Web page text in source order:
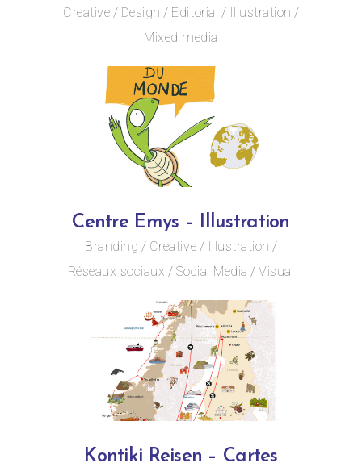
Creative Design Editorial
Illustration
Mixed media
Centre Emys – Illustration
Branding Creative
Illustration
Réseaux sociaux
Social Media Visual
Kontiki Reisen – Cartes